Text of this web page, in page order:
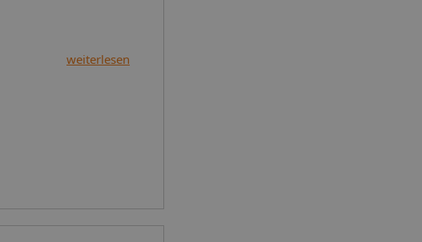
weiterlesen